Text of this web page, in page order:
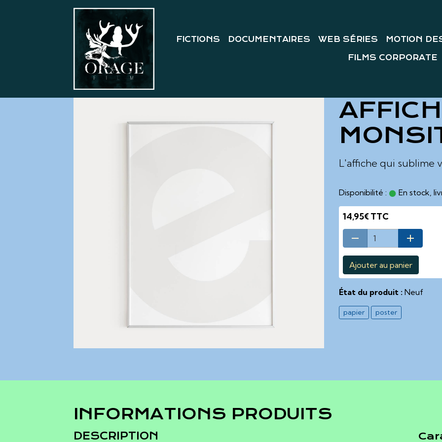
FICTIONS DOCUMENTAIRES WEB SÉRIES MOTION
FILMS CORPORATE
L'affiche qui sublime
Disponibilité : En stock,
14,95€ TTC
Ajouter au panier
État du produit : Neuf
papier poster
INFORMATIONS PRODUITS
DESCRIPTION